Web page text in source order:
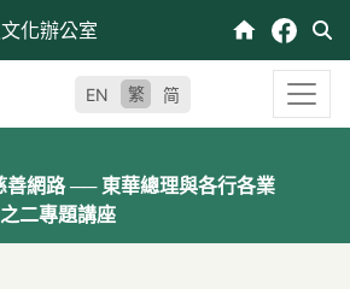
化辦公室
EN 繁 简
善網路 ── 東華總理與各行各業
二專題講座